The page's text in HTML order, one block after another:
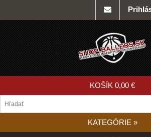
KOŠÍK 0,00 €
KATEGÓRIE »